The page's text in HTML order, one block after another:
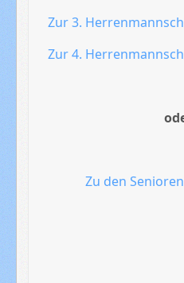
Zur 3.
Zur 4.
Zu den